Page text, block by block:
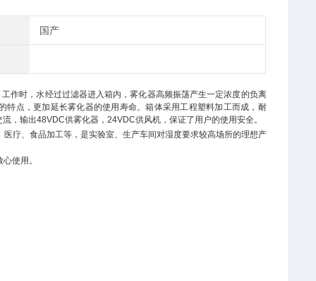
国产
作时，水经过过滤器进入箱内，雾化器高频振荡产生一定浓度的负离
点，更加延长雾化器的使用寿命。箱体采用工程塑料加工而成，耐
流，输出48VDC供雾化器，24VDC供风机，保证了用户的使用安全。
疗、食品加工等，是实验室、生产车间对湿度要求较高场所的理想产
使用。